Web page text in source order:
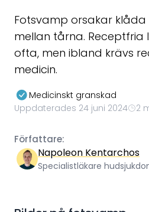
Fotsvamp orsakar klåda
mellan tårna. Receptfria
ofta, men ibland krävs
medicin.
Medicinskt granskad
Uppdaterades 24 juni 2024
2
Författare:
Napoleon Kentarchos
Specialistläkare